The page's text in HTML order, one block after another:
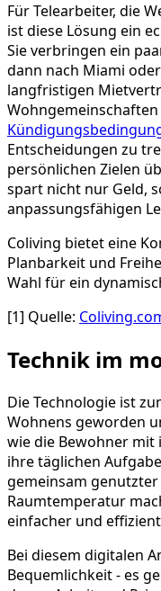
Für Telearbeiter, die
ist diese Lösung ein
Sie verbringen ein
dann nach Miami
langfristigen
Entscheidungen zu
persönlichen Zielen
spart nicht nur Geld,
anpassungsfähigen
Coliving bietet eine
Planbarkeit und
Wahl für ein
[1] Quelle:
Technik im
Die Technologie ist
Wohnens geworden
wie die Bewohner
ihre täglichen
gemeinsam
Raumtemperatur
einfacher und
Bei diesem digitalen
Bequemlichkeit - es